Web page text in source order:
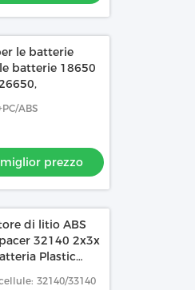
le batterie
batterie 18650
ABS
prezzo
di litio ABS
32140 2x3x
Plastic
32140/33140